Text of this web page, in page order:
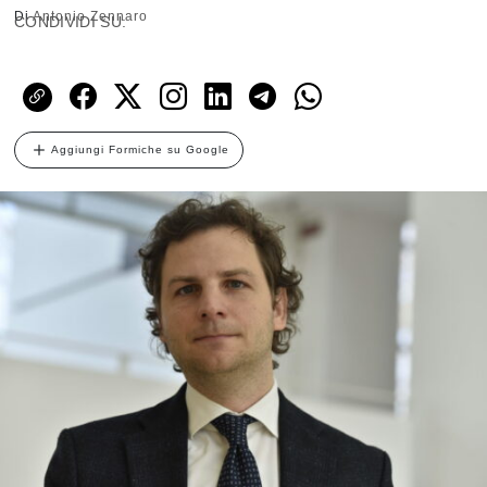
DiAntonio Zennaro
CONDIVIDI SU:
Aggiungi Formiche su Google